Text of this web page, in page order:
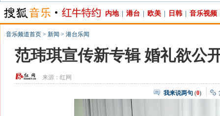
内地 港台 欧美 日韩 音乐视频
音乐频道首页 > 新闻 > 港台乐闻
范玮琪宣传新专辑 婚礼欲公
来源：红网
我来说两句 (0)